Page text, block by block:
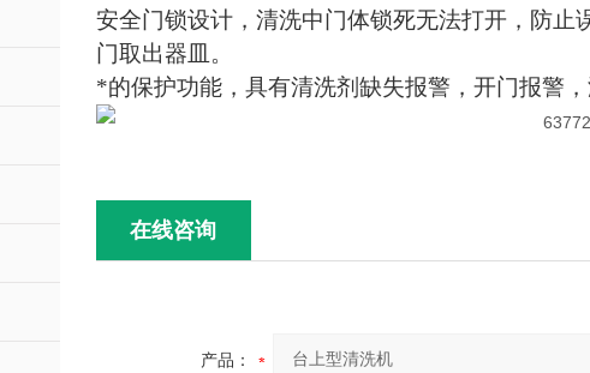
安全门锁设计，清洗中门体锁死无法打开，防
门取出器皿。
*的保护功能，具有清洗剂缺失报警，开门报警
在线咨询
产品：